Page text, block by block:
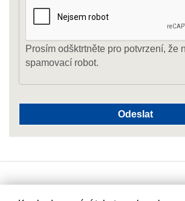
Prosím odšktrtněte pro potvrzení, že
spamovací robot.